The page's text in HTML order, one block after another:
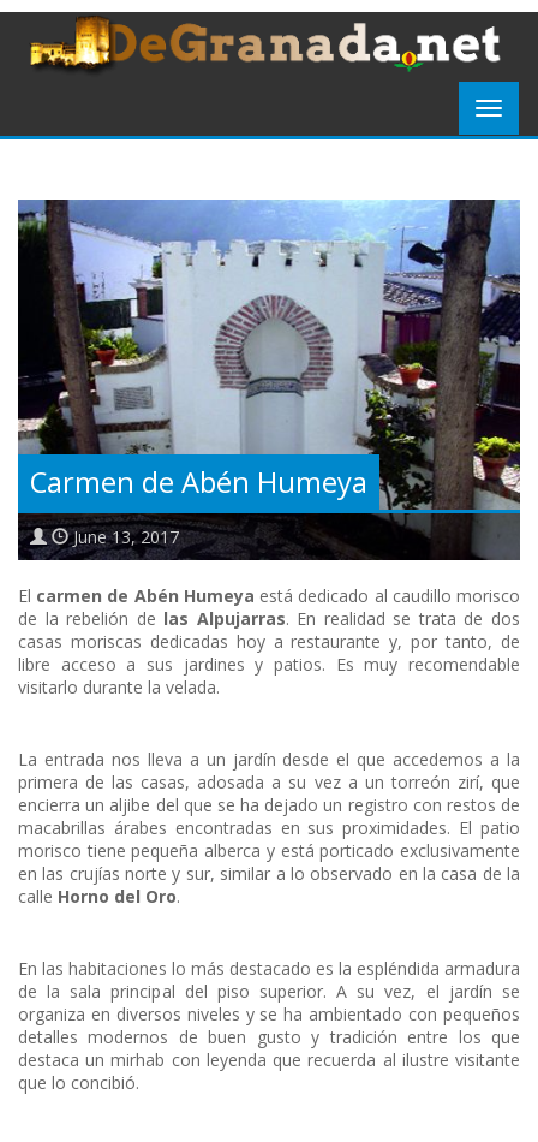
Carmen de Abén Humeya
June 13, 2017
El carmen de Abén Humeya está dedicado al caudillo morisco
de la rebelión de las Alpujarras. En realidad se trata de dos
casas moriscas dedicadas hoy a restaurante y, por tanto, de
libre acceso a sus jardines y patios. Es muy recomendable
visitarlo durante la velada.
La entrada nos lleva a un jardín desde el que accedemos a la
primera de las casas, adosada a su vez a un torreón zirí, que
encierra un aljibe del que se ha dejado un registro con restos de
macabrillas árabes encontradas en sus proximidades. El patio
morisco tiene pequeña alberca y está porticado exclusivamente
en las crujías norte y sur, similar a lo observado en la casa de la
calle Horno del Oro.
En las habitaciones lo más destacado es la espléndida armadura
de la sala principal del piso superior. A su vez, el jardín se
organiza en diversos niveles y se ha ambientado con pequeños
detalles modernos de buen gusto y tradición entre los que
destaca un mirhab con leyenda que recuerda al ilustre visitante
que lo concibió.